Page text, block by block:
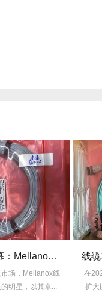
揭秘行业内幕：Mellanox线缆为何比同类产品耐用3倍？
Mellanox线
，以其卓...
在2026
扩大以